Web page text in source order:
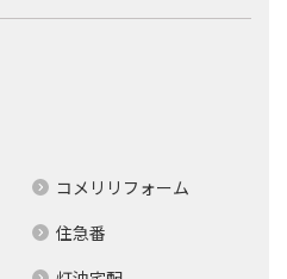
コメリリフォーム
住急番